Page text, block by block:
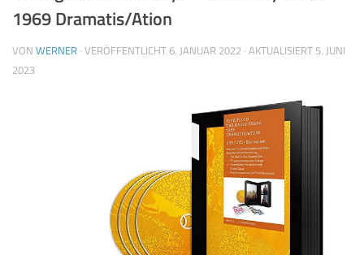
1969 Dramatis/Ation
VON WERNER · VERÖFFENTLICHT6. JANUAR 2022 · AKTUALISIERT 5. JUNI
2023